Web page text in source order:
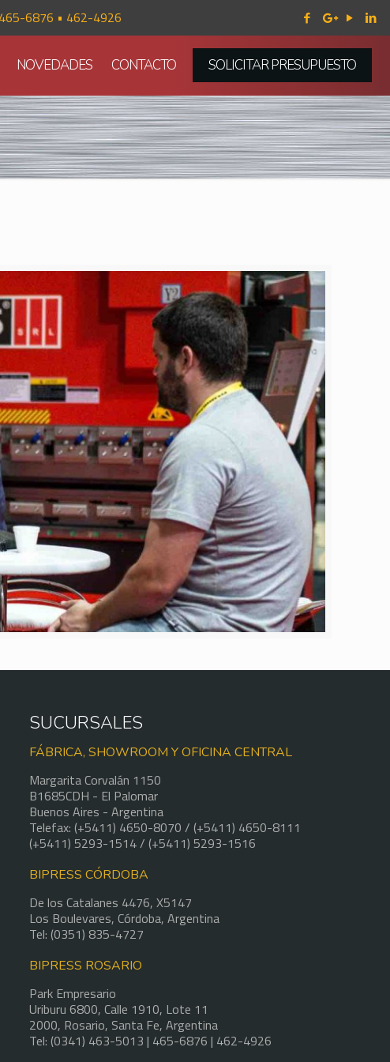
6876 • 462-4926
NOVEDADES CONTACTO SOLICITAR PRESUPUESTO
SUCURSALES
FÁBRICA, SHOWROOM Y OFICINA CENTRAL
Margarita Corvalán 1150
B1685CDH - El Palomar
Buenos Aires - Argentina
Telefax: (+5411) 4650-8070 / (+5411) 4650-8111
(+5411) 5293-1514 / (+5411) 5293-1516
BIPRESS CÓRDOBA
De los Catalanes 4476, X5147
Los Boulevares, Córdoba, Argentina
Tel: (0351) 835-4727
BIPRESS ROSARIO
Park Empresario
Uriburu 6800, Calle 1910, Lote 11
2000, Rosario, Santa Fe, Argentina
Tel: (0341) 463-5013 | 465-6876 | 462-4926